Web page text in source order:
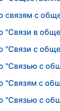
связям с
"Связи в
"Связи с
"Связью с
"Связям с
"Связью с